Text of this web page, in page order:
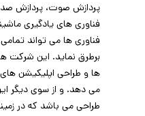
پردازش صوت، پردازش
فناوری های یادگیری
فناوری ها می تواند تمامی
برطرق نماید. این شرکت
ها و طراحی اپلیکیشن های
می دهد. و از سوی دیگر
طراحی می باشد که در